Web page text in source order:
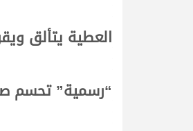
العطية يتألق
“رسمية” تحسم